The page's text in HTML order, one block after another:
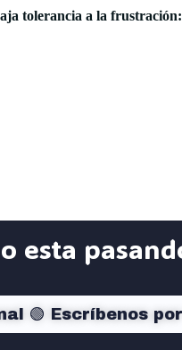
tolerancia a la frustración:
esta
🟢 Escríbenos